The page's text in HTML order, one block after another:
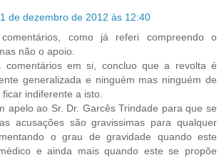
de dezembro de 2012 às 12:40
como já referi compreendo o
não o apoio.
comentários em si, concluo que a revolta é
generalizada e ninguém mas ninguém de
indiferente a isto.
apelo ao Sr. Dr. Garcês Trindade para que se
acusações são gravissimas para qualquer
o grau de gravidade quando este
e ainda mais quando este se propõe